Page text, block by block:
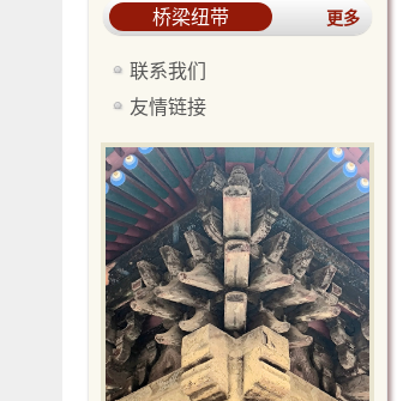
桥梁纽带 更多
联系我们
友情链接